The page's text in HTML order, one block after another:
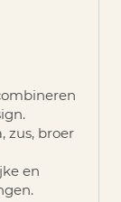
zus, broer
en